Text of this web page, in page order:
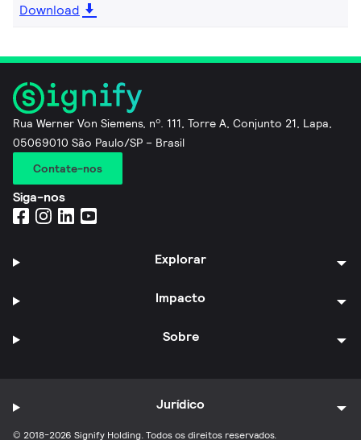
Download
Rua Werner Von Siemens, nº. 111, Torre A, Conjunto 21, Lapa,
05069010 São Paulo/SP – Brasil
Contate-nos
Siga-nos
Explorar
Impacto
Sobre
© 2018-2026 Signify Holding. Todos os direitos reservados.
Jurídico